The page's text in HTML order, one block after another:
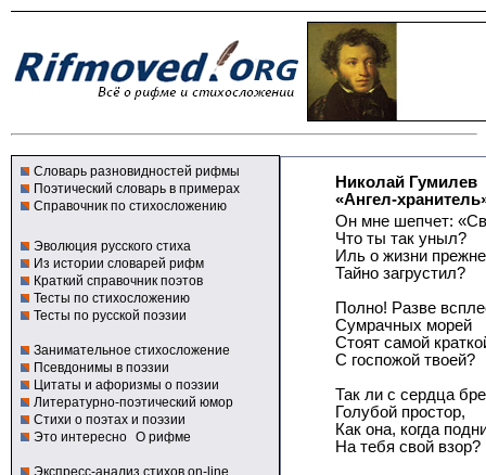
Словарь разновидностей рифмы
Поэтический словарь в примерах
Справочник по стихосложению
Эволюция русского стиха
Из истории словарей рифм
Краткий справочник поэтов
Тесты по стихосложению
Тесты по русской поэзии
Занимательное стихосложение
Псевдонимы в поэзии
Цитаты и афоризмы о поэзии
Литературно-поэтический юмор
Стихи о поэтах и поэзии
Это интересно О рифме
Экспресс-анализ стихов on-line
Николай Гумилев
«Ангел-
Он мне шепчет:
Что ты так уныл?
Иль о жизни
Тайно загрустил?
Полно! Разве
Сумрачных морей
Стоят самой
С госпожой твоей?
Так ли с сердца
Голубой простор,
Как она, когда
На тебя свой взор?